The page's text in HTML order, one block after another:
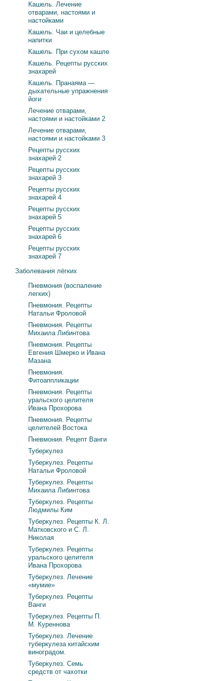
Кашель. Лечение
отварами, настоями и
настойками
Кашель. Чаи и целебные
напитки
Кашель. При сухом кашле
Кашель. Рецепты русских
знахарей
Кашель. Пранаяма —
дыхательные упражнения
йоги
Лечение отварами,
настоями и настойками 2
Лечение отварами,
настоями и настойками 3
Рецепты русских
знахарей 2
Рецепты русских
знахарей 3
Рецепты русских
знахарей 4
Рецепты русских
знахарей 5
Рецепты русских
знахарей 6
Рецепты русских
знахарей 7
Заболевания лёгких
Пневмония (воспаление
легких)
Пневмония. Рецепты
Натальи Фроловой
Пневмония. Рецепты
Михаила Либинтова
Пневмония. Рецепты
Евгения Шмерко и Ивана
Мазана
Пневмония.
Фитоаппликации
Пневмония. Рецепты
уральского целителя
Ивана Прохорова
Пневмония. Рецепты
целителей Востока
Пневмония. Рецепт Ванги
Туберкулез
Туберкулез. Рецепты
Натальи Фроловой
Туберкулез. Рецепты
Михаила Либинтова
Туберкулез. Рецепты
Людмилы Ким
Туберкулез. Рецепты К. Л.
Матковского и С. Л.
Николая
Туберкулез. Рецепты
уральского целителя
Ивана Прохорова
Туберкулез. Лечение
«мумие»
Туберкулез. Рецепты
Ванги
Туберкулез. Рецепты П.
М. Куреннова
Туберкулез. Лечение
туберкулеза китайским
виноградом.
Туберкулез. Семь
средств от чахотки